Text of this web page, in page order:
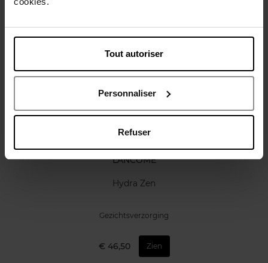
Tout autoriser
Personnaliser
Refuser
Review
Nog iets vergeten ?
LANCOME
Hydra Zen
Gezichtsverzorging
€ 46,50 Zien